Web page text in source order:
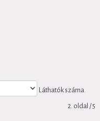
Láthatók száma
2. oldal / 5